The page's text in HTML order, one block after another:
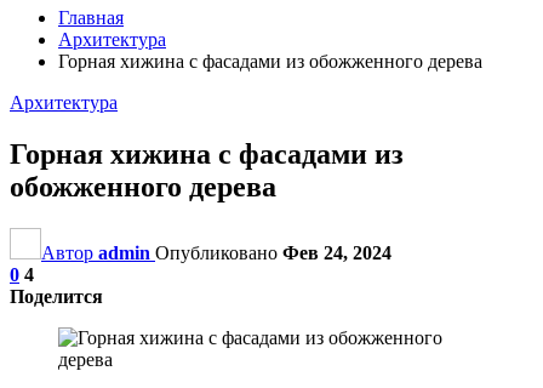
Главная
Архитектура
Горная хижина с фасадами из обожженного дерева
Архитектура
Горная хижина с фасадами из
обожженного дерева
Автор admin Опубликовано Фев 24, 2024
0 4
Поделится